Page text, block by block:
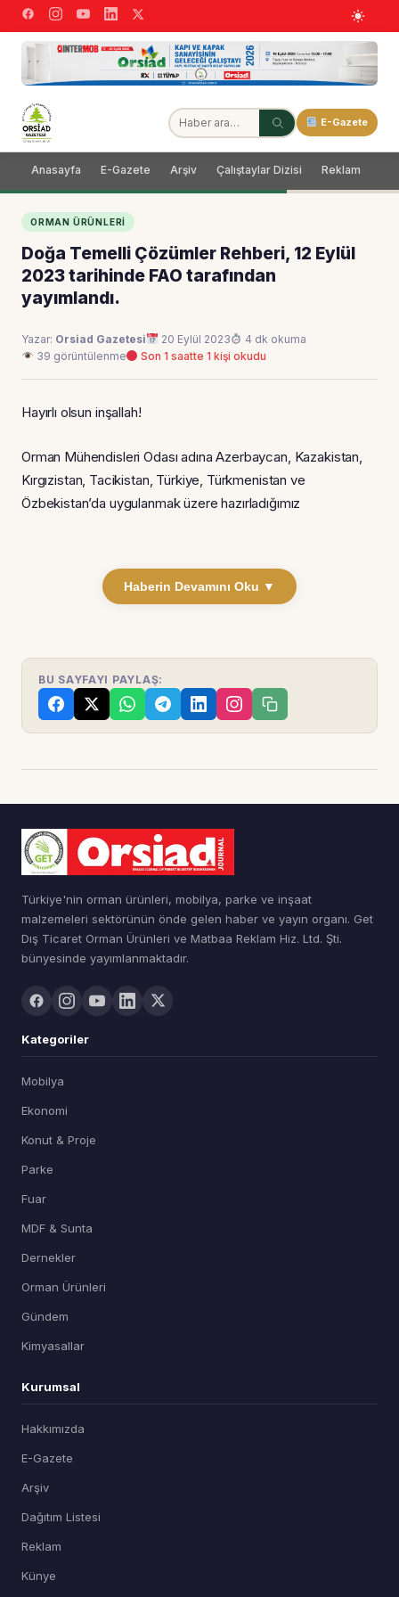
E-Gazete
Anasayfa E-Gazete Arşiv Çalıştaylar Dizisi Reklam
ORMAN ÜRÜNLERI
Doğa Temelli Çözümler Rehberi, 12 Eylül
2023 tarihinde FAO tarafından
yayımlandı.
Yazar: Orsiad Gazetesi 20 Eylül 2023
4 dk okuma
39 görüntülenme
Son 1 saatte 1 kişi okudu
Hayırlı olsun inşallah!
Orman Mühendisleri Odası adına Azerbaycan, Kazakistan,
Kırgızistan, Tacikistan, Türkiye, Türkmenistan ve
Özbekistan’da uygulanmak üzere hazırladığımız
Haberin Devamını Oku ▼
BU SAYFAYI PAYLAŞ:
Türkiye'nin orman ürünleri, mobilya, parke ve inşaat
malzemeleri sektörünün önde gelen haber ve yayın organı. Get
Dış Ticaret Orman Ürünleri ve Matbaa Reklam Hiz. Ltd. Şti.
bünyesinde yayımlanmaktadır.
Kategoriler
Mobilya
Ekonomi
Konut & Proje
Parke
Fuar
MDF & Sunta
Dernekler
Orman Ürünleri
Gündem
Kimyasallar
Kurumsal
Hakkımızda
E-Gazete
Arşiv
Dağıtım Listesi
Reklam
Künye